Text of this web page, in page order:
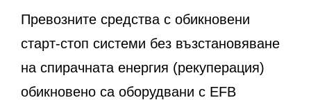
Превозните средства с обикновени
старт-стоп системи без възстановяване
на спирачната енергия (рекуперация)
обикновено са оборудвани с EFB